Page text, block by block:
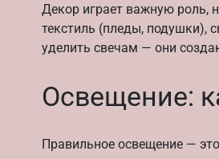
Декор играет важную роль,
текстиль (пледы, подушки),
уделить свечам — они
Освещение:
Правильное освещение —